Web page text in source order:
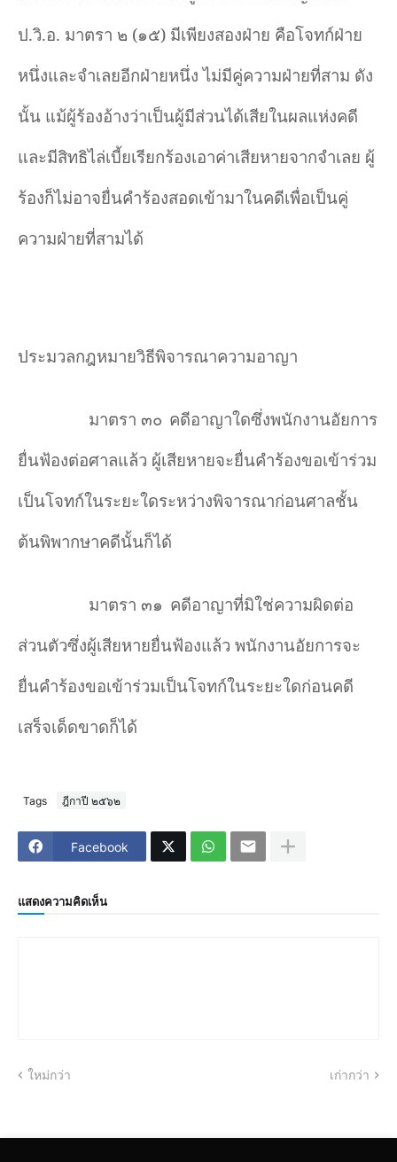
ป.วิ.อ. มาตรา ๒ (๑๕) มีเพียงสองฝ่าย คือโจทก์ฝ่าย
หนึ่งและจำเลยอีกฝ่ายหนึ่ง ไม่มีคู่ความฝ่ายที่สาม ดัง
นั้น แม้ผู้ร้องอ้างว่าเป็นผู้มีส่วนได้เสียในผลแห่งคดี
และมีสิทธิไล่เบี้ยเรียกร้องเอาค่าเสียหายจากจำเลย ผู้
ร้องก็ไม่อาจยื่นคำร้องสอดเข้ามาในคดีเพื่อเป็นคู่
ความฝ่ายที่สามได้
ประมวลกฎหมายวิธีพิจารณาความอาญา
มาตรา ๓๐ คดีอาญาใดซึ่งพนักงานอัยการ
ยื่นฟ้องต่อศาลแล้ว ผู้เสียหายจะยื่นคำร้องขอเข้าร่วม
เป็นโจทก์ในระยะใดระหว่างพิจารณาก่อนศาลชั้น
ต้นพิพากษาคดีนั้นก็ได้
มาตรา ๓๑ คดีอาญาที่มิใช่ความผิดต่อ
ส่วนตัวซึ่งผู้เสียหายยื่นฟ้องแล้ว พนักงานอัยการจะ
ยื่นคำร้องขอเข้าร่วมเป็นโจทก์ในระยะใดก่อนคดี
เสร็จเด็ดขาดก็ได้
Tags ฎีกาปี ๒๕๖๒
Facebook
แสดงความคิดเห็น
ใหม่กว่า เก่ากว่า